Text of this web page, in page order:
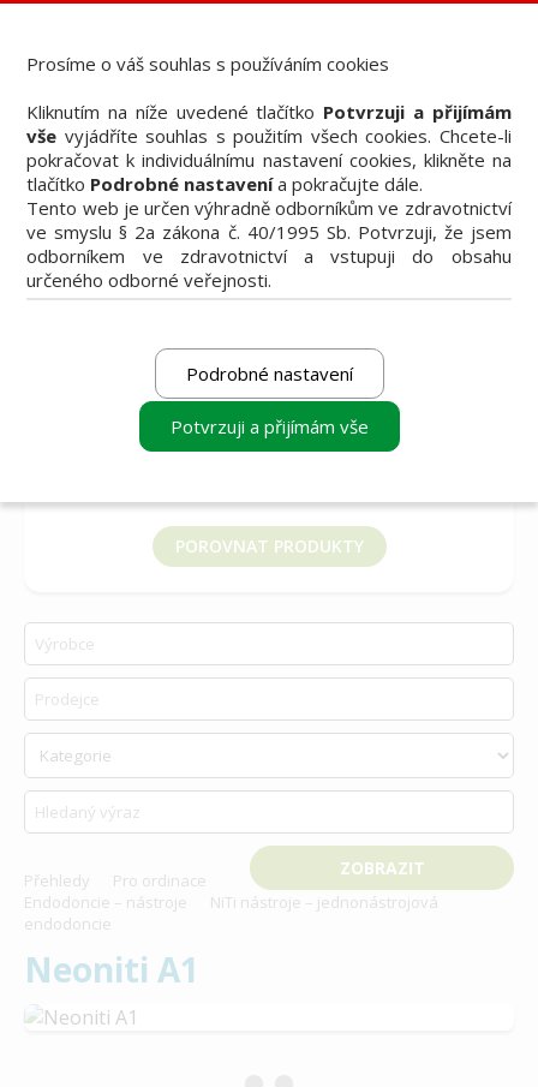
Knižní nabídka
Vzdělávací akce
Akční nabídky firem
Přehledy produktů
Inzerce
Předplatné / el. verze časopisů
k porovnání
vyberte produkt
k porovnání
k porovnání
POROVNAT PRODUKTY
Přehledy
Pro ordinace
Endodoncie – nástroje
NiTi nástroje – jednonástrojová
endodoncie
Neoniti A1
Prosíme o váš souhlas s používáním cookies
Kliknutím na níže uvedené tlačítko Potvrzuji a přijímám
vše vyjádříte souhlas s použitím všech cookies. Chcete-li
pokračovat k individuálnímu nastavení cookies, klikněte na
tlačítko Podrobné nastavenía pokračujte dále.
Tento web je určen výhradně odborníkům ve zdravotnictví
ve smyslu § 2a zákona č. 40/1995 Sb. Potvrzuji, že jsem
odborníkem ve zdravotnictví a vstupuji do obsahu
určeného odborné veřejnosti.
Podrobné nastavení
Potvrzuji a přijímám vše